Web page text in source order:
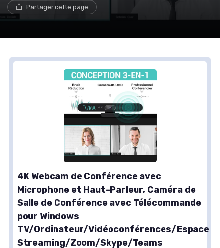
Partager cette page
4K Webcam de Conférence avec
Microphone et Haut-Parleur, Caméra de
Salle de Conférence avec Télécommande
pour Windows
TV/Ordinateur/Vidéoconférences/Espace
Streaming/Zoom/Skype/Teams